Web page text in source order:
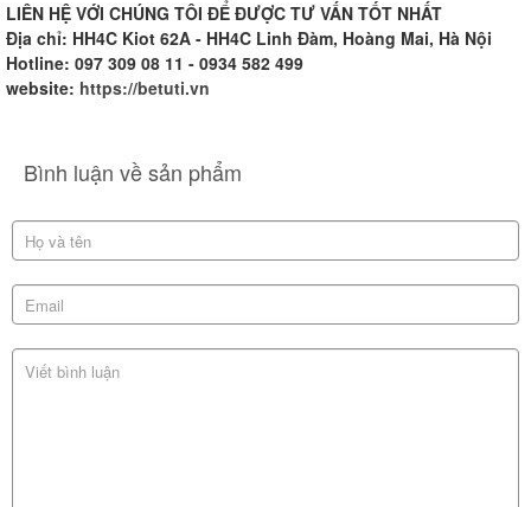
LIÊN HỆ VỚI CHÚNG TÔI ĐỂ ĐƯỢC TƯ VẤN TỐT NHẤT
Địa chỉ: HH4C Kiot 62A - HH4C Linh Đàm, Hoàng Mai, Hà Nội
Hotline: 097 309 08 11 - 0934 582 499
website: https://betuti.vn
Bình luận về sản phẩm